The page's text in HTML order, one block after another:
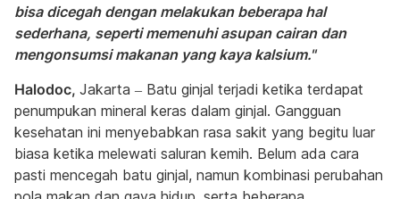
bisa dicegah dengan melakukan beberapa hal
sederhana, seperti memenuhi asupan cairan dan
mengonsumsi makanan yang kaya kalsium."
Halodoc, Jakarta – Batu ginjal terjadi ketika terdapat
penumpukan mineral keras dalam ginjal. Gangguan
kesehatan ini menyebabkan rasa sakit yang begitu luar
biasa ketika melewati saluran kemih. Belum ada cara
pasti mencegah batu ginjal, namun kombinasi perubahan